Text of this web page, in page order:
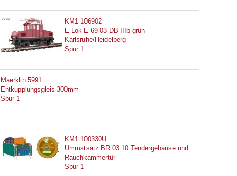
KM1 106902
E-Lok E 69 03 DB IIIb grün
Karlsruhe/Heidelberg
Spur 1
Maerklin 5991
Entkupplungsgleis 300mm
Spur 1
KM1 100330U
Umrüstsatz BR 03.10 Tendergehäuse und
Rauchkammertür
Spur 1